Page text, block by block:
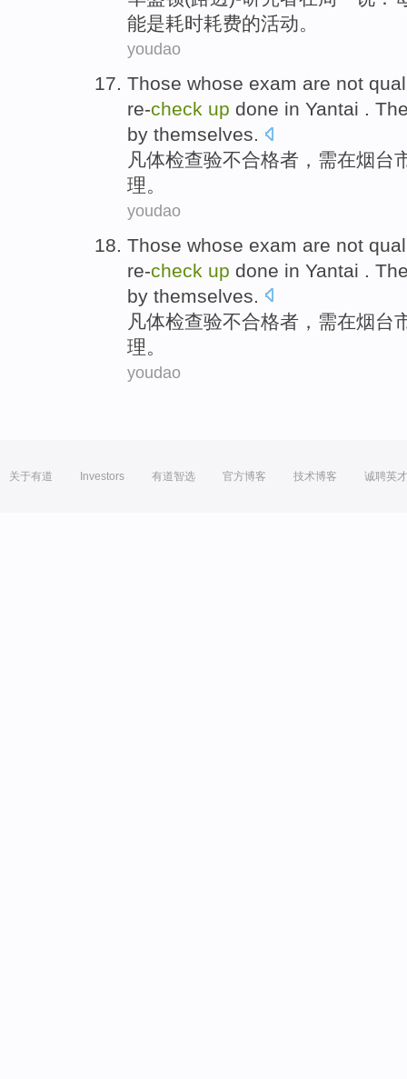
能是耗时耗费的活动。
youdao
Those whose exam are not
re-check up done in Yantai .
by themselves.
凡体检查验不合格者 ，需在烟台
理。
youdao
Those whose exam are not
re-check up done in Yantai .
by themselves
凡体检查验不合格者 ，需在烟台
理 。
youdao
关于有道 Investors 有道智选 官方博客 技术博客 诚聘英才